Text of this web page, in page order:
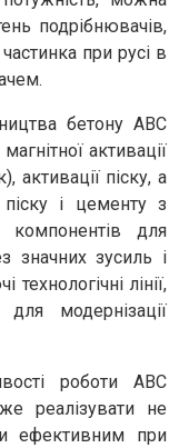
подрібнювачів,
при русі в
бетону АВС
активації
активації піску, а
і цементу з
для
значних зусиль і
лінії,
модернізації
роботи АВС
реалізувати не
ефективним при